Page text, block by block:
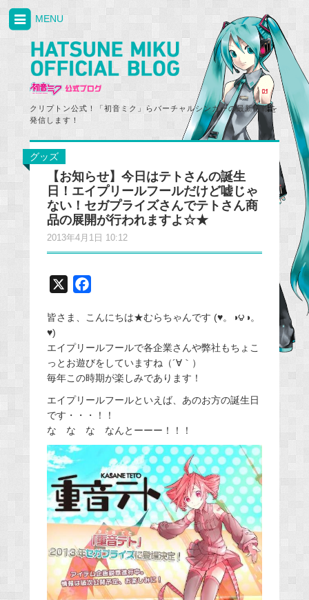
クリプトン公式！「初音ミク」らバーチャルシンガーの最新情報を
発信します！
MENU
グッズ
【お知らせ】今日はテトさんの誕生
日！エイプリールフールだけど嘘じゃ
ない！セガプライズさんでテトさん商
品の展開が行われますよ☆★
2013年4月1日 10:12
c
b
o
皆さま、こんにちは★むらちゃんです (♥。◑౪◑。
♥)
エイプリールフールで各企業さんや弊社もちょこ
っとお遊びをしていますね（´∀｀）
毎年この時期が楽しみであります！
エイプリールフールといえば、あのお方の誕生日
です・・・！！
な な な なんとーーー！！！